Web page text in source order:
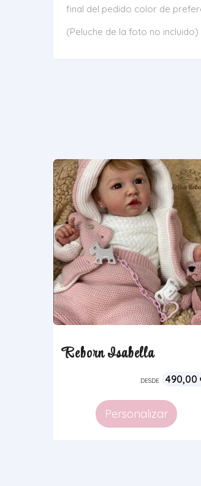
final del pedido color de
(Peluche de la foto no incluido)
Reborn Isabella
DESDE 490,00
Personalizar